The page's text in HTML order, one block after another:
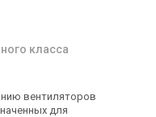
по запросу
класса
вентиляторов
для